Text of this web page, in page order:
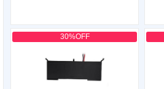
30%OFF